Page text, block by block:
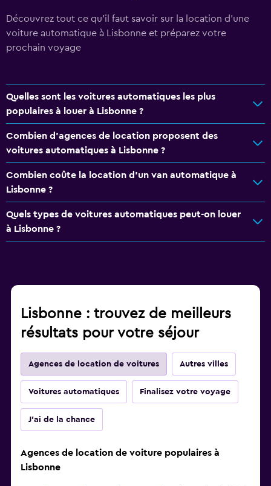
Découvrez tout ce qu’il faut savoir sur la location d'une
voiture automatique à Lisbonne et préparez votre
prochain voyage
Quelles sont les voitures automatiques les plus
populaires à louer à Lisbonne ?
Combien d'agences de location proposent des
voitures automatiques à Lisbonne ?
Combien coûte la location d'un van automatique à
Lisbonne ?
Quels types de voitures automatiques peut-on louer
à Lisbonne ?
Lisbonne : trouvez de meilleurs
résultats pour votre séjour
Agences de location de voitures Autres villes
Voitures automatiques Finalisez votre voyage
J'ai de la chance
Agences de location de voiture populaires à
Lisbonne